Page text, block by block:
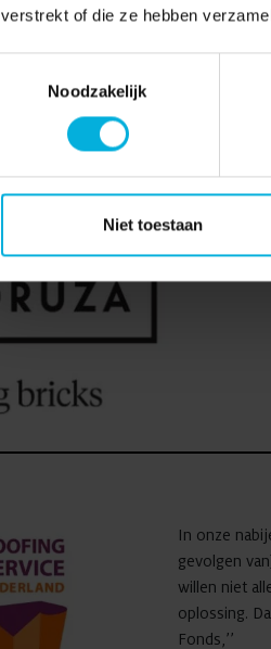
verstrekt of die ze hebben
Noodzakelijk
Niet toestaan
Dit alles kost
Ber Pas,
In onze
gevolgen
willen niet
oplossing.
Fonds,’’